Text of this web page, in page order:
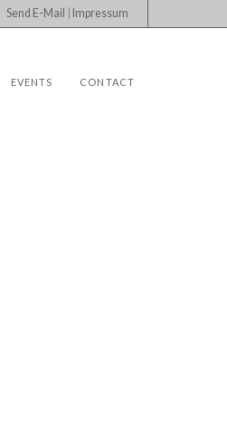
Send E-Mail Impressum
EVENTS CONTACT